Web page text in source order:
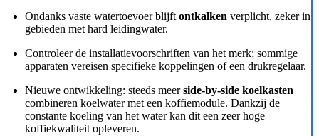
Ondanks vaste watertoevoer blijft ontkalken verplicht, zeker in
gebieden met hard leidingwater.
Controleer de installatievoorschriften van het merk; sommige
apparaten vereisen specifieke koppelingen of een drukregelaar.
Nieuwe ontwikkeling: steeds meerside-by-side koelkasten
combineren koelwater met een koffiemodule. Dankzij de
constante koeling van het water kan dit een zeer hoge
koffiekwaliteit opleveren.